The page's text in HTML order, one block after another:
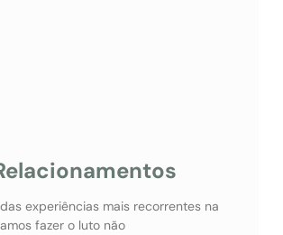
experiências mais recorrentes na
fazer o luto não